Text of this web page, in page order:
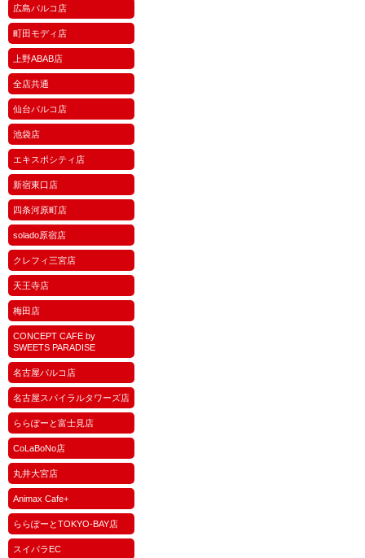
広島パルコ店
町田モディ店
上野ABAB店
全店共通
仙台パルコ店
池袋店
エキスポシティ店
新宿東口店
四条河原町店
solado原宿店
クレフィ三宮店
天王寺店
梅田店
CONCEPT CAFE by
SWEETS PARADISE
名古屋パルコ店
名古屋スパイラルタワーズ店
ららぽーと富士見店
CoLaBoNo店
丸井大宮店
Animax Cafe+
ららぽーとTOKYO-BAY店
スイパラEC